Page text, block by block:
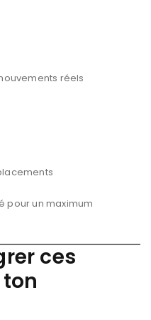
réels
pour un maximum
ces